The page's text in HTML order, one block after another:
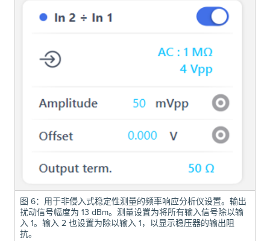
图 6：用于非侵入式稳定性测量的频率响应分析仪设置。输出
扰动信号幅度为 13 dBm。测量设置为将所有输入信号除以输
入 1。输入 2 也设置为除以输入 1，以显示稳压器的输出阻
抗。